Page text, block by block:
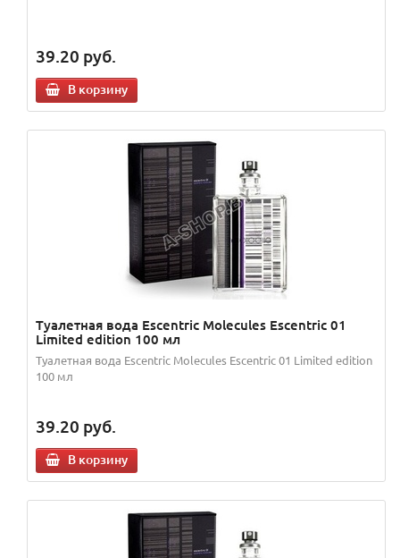
39.20 руб.
В корзину
Туалетная вода Escentric Molecules Escentric 01
Limited edition 100 мл
Туалетная вода Escentric Molecules Escentric 01 Limited edition
100 мл
39.20 руб.
В корзину